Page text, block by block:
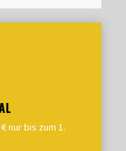
€ nur bis zum 1.